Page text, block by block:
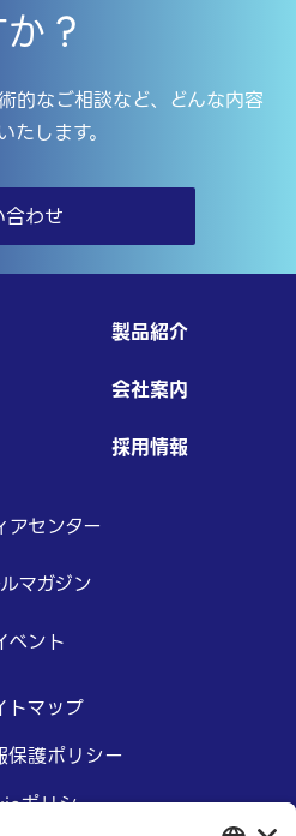
？
的なご相談など、どんな内容
します。
わせ
製品紹介
会社案内
採用情報
アセンター
マガジン
ベント
トマップ
保護ポリシー
ポリシー